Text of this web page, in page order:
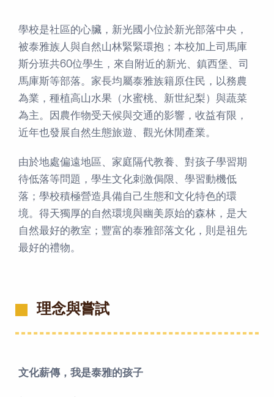
學校是社區的心臟，新光國小位於新光部落中央，
被泰雅族人與自然山林緊緊環抱；本校加上司馬庫
斯分班共60位學生，來自附近的新光、鎮西堡、司
馬庫斯等部落。家長均屬泰雅族籍原住民，以務農
為業，種植高山水果（水蜜桃、新世紀梨）與蔬菜
為主。因農作物受天候與交通的影響，收益有限，
近年也發展自然生態旅遊、觀光休閒產業。
由於地處偏遠地區、家庭隔代教養、對孩子學習期
待低落等問題，學生文化刺激侷限、學習動機低
落；學校積極營造具備自己生態和文化特色的環
境。得天獨厚的自然環境與幽美原始的森林，是大
自然最好的教室；豐富的泰雅部落文化，則是祖先
最好的禮物。
理念與嘗試
文化薪傳，我是泰雅的孩子